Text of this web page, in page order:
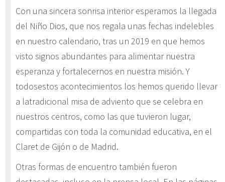
Con una sincera sonrisa interior esperamos la llegada
del Niño Dios, que nos regala unas fechas indelebles
en nuestro calendario, tras un 2019 en que hemos
visto signos abundantes para alimentar nuestra
esperanza y fortalecernos en nuestra misión. Y
todosestos acontecimientos los hemos querido llevar
a latradicional misa de adviento que se celebra en
nuestros centros, como las que tuvieron lugar,
compartidas con toda la comunidad educativa, en el
Claret de Gijón o de Madrid.
Otras formas de encuentro también fueron